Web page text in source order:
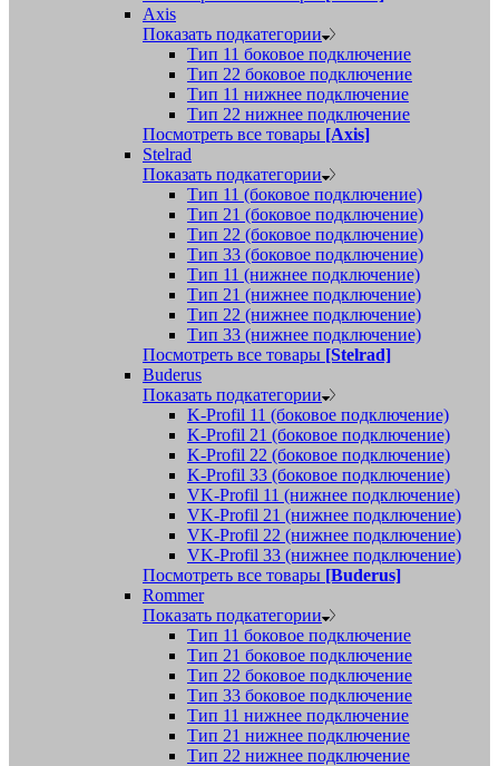
Axis
Показать подкатегории
Тип 11 боковое подключение
Тип 22 боковое подключение
Тип 11 нижнее подключение
Тип 22 нижнее подключение
Посмотреть все товары [Axis]
Stelrad
Показать подкатегории
Tип 11 (боковое подключение)
Тип 21 (боковое подключение)
Тип 22 (боковое подключение)
Тип 33 (боковое подключение)
Тип 11 (нижнее подключение)
Тип 21 (нижнее подключение)
Тип 22 (нижнее подключение)
Тип 33 (нижнее подключение)
Посмотреть все товары [Stelrad]
Buderus
Показать подкатегории
K-Profil 11 (боковое подключение)
K-Profil 21 (боковое подключение)
K-Profil 22 (боковое подключение)
K-Profil 33 (боковое подключение)
VK-Profil 11 (нижнее подключение)
VK-Profil 21 (нижнее подключение)
VK-Profil 22 (нижнее подключение)
VK-Profil 33 (нижнее подключение)
Посмотреть все товары [Buderus]
Rommer
Показать подкатегории
Тип 11 боковое подключение
Тип 21 боковое подключение
Тип 22 боковое подключение
Тип 33 боковое подключение
Тип 11 нижнее подключение
Тип 21 нижнее подключение
Тип 22 нижнее подключение